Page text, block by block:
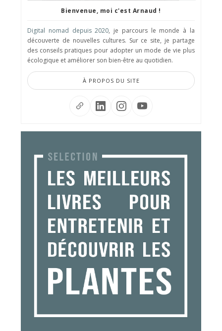
Bienvenue, moi c'est Arnaud !
Digital nomad depuis 2020, je parcours le monde à la
découverte de nouvelles cultures. Sur ce site, je partage
des conseils pratiques pour adopter un mode de vie plus
écologique et améliorer son bien-être au quotidien.
À PROPOS DU SITE